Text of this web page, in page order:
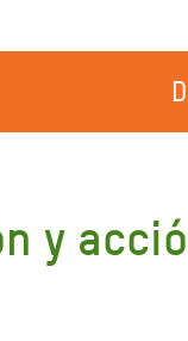
VOLUNTEER WITH
y